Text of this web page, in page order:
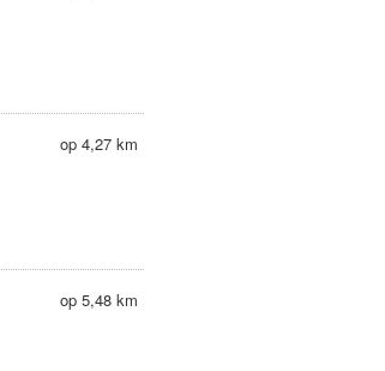
op 4,27 km
op 5,48 km